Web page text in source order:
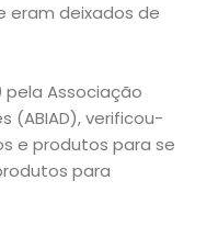
eram deixados de
pela Associação
(ABIAD), verificou-
e produtos para se
para